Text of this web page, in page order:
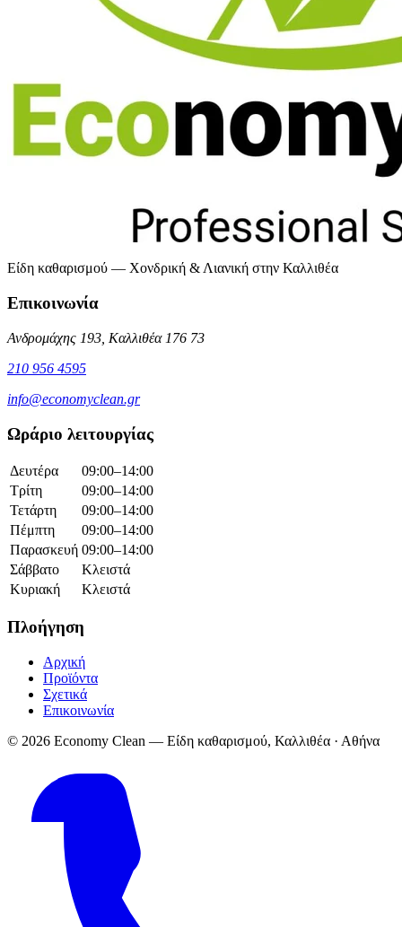
Είδη καθαρισμού — Χονδρική & Λιανική στην Καλλιθέα
Επικοινωνία
Ανδρομάχης 193, Καλλιθέα 176 73
210 956 4595
info@economyclean.gr
Ωράριο λειτουργίας
Δευτέρα
09:00–14:00
Τρίτη
09:00–14:00
Τετάρτη
09:00–14:00
Πέμπτη
09:00–14:00
Παρασκευή 09:00–14:00
Σάββατο
Κλειστά
Κυριακή
Κλειστά
Πλοήγηση
Αρχική
Προϊόντα
Σχετικά
Επικοινωνία
© 2026 Economy Clean — Είδη καθαρισμού, Καλλιθέα · Αθήνα